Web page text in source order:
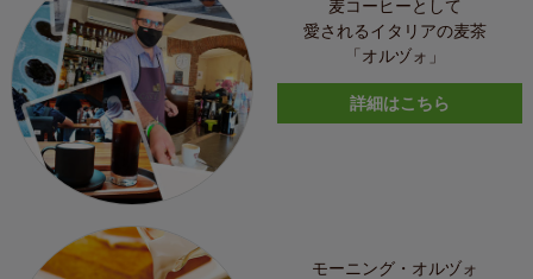
麦コーヒーとして
愛されるイタリアの麦茶
「オルヅォ」
詳細はこちら
モーニング・オルヅォ